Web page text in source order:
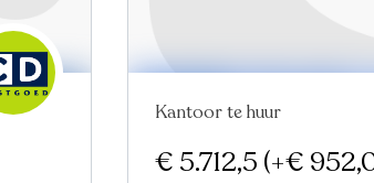
Nieuw
Kantoor te huur
€ 5.712,5 (+€